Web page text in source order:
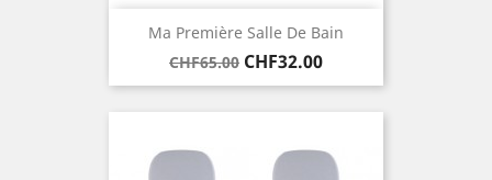
Ma Première Salle De Bain
Regular
price
CHF65.00 Price
CHF32.00